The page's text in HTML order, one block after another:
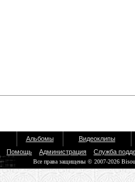
Альбомы
Видеоклипы
Помощь Администрация Служба
Все права защищены © 2007-2026